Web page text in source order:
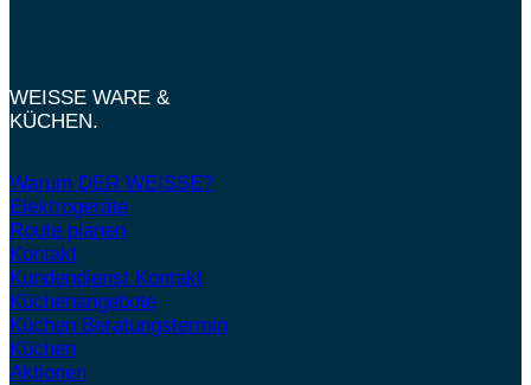
WEISSE WARE &
KÜCHEN.
Warum DER WEISSE?
Elektrogeräte
Route planen
Kontakt
Kundendienst Kontakt
Küchenangebote
Küchen Beratungstermin
Küchen
Aktionen